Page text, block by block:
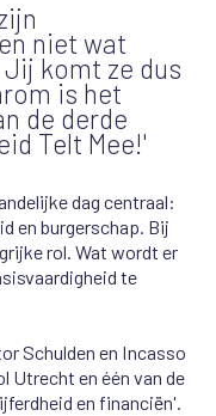
niet wat
komt ze dus
is het
de derde
Telt Mee!'
dag centraal:
en burgerschap. Bij
rol. Wat wordt er
te
Schulden en Incasso
Utrecht en één van de
en financiën'.